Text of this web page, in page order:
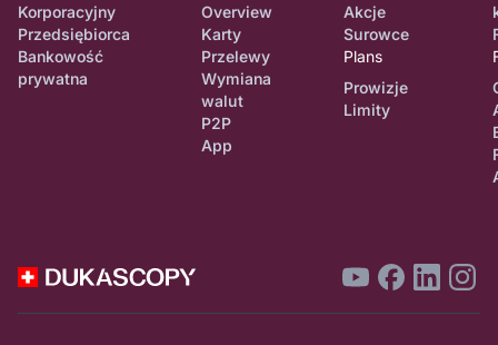
Korporacyjny
Przedsiębiorca
Bankowość
prywatna
Overview
Karty
Przelewy
Wymiana
walut
P2P
App
Akcje
Surowce
Plans
Prowizje
Limity